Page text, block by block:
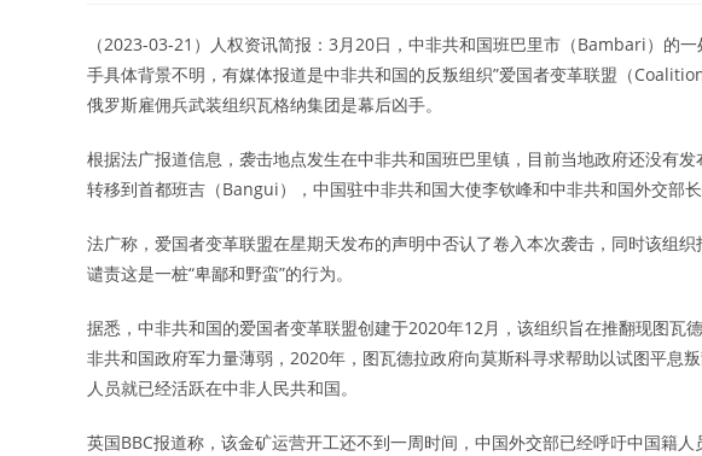
（2023-03-21）人权资讯简报：3月20日，中非共和国班巴里市（Bambari）的
手具体背景不明，有媒体报道是中非共和国的反叛组织”爱国者变革联盟（
俄罗斯雇佣兵武装组织瓦格纳集团是幕后凶手。
根据法广报道信息，袭击地点发生在中非共和国班巴里镇，目前当地政府还没有
转移到首都班吉（Bangui），中国驻中非共和国大使李钦峰和中非共和国外交部
法广称，爱国者变革联盟在星期天发布的声明中否认了卷入本次袭击，同时该组
谴责这是一桩“卑鄙和野蛮”的行为。
据悉，中非共和国的爱国者变革联盟创建于2020年12月，该组织旨在推翻现图
非共和国政府军力量薄弱，2020年，图瓦德拉政府向莫斯科寻求帮助以试图平息
人员就已经活跃在中非人民共和国。
英国BBC报道称，该金矿运营开工还不到一周时间，中国外交部已经呼吁中国籍